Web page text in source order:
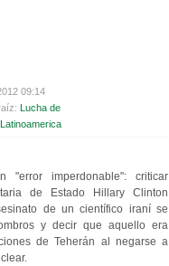
09:14
Lucha de
Latinoamerica
"error imperdonable": criticar
de Estado Hillary Clinton
de un científico iraní se
y decir que aquello era
de Teherán al negarse a